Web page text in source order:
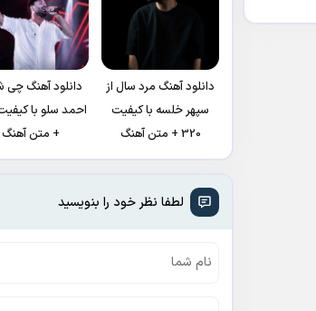
دانلود آهنگ مرد سال از
سپهر خلسه با کیفیت
320 + متن آهنگ
دانلود آهنگ چی
+ متن آهنگ
لطفا نظر خود را بنویسید